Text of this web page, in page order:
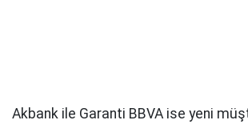
Akbank ile Garanti BBVA ise yeni